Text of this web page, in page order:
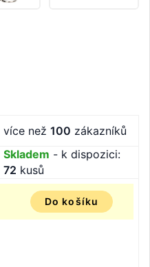
více než 100 zákazníků
Skladem - k dispozici:
72 kusů
Do košíku